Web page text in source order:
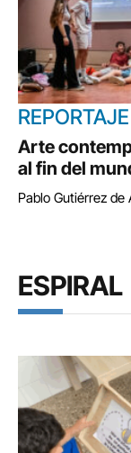
REPORTAJE
Arte
al fin del
Pablo Gutiérrez de
ESPIRAL